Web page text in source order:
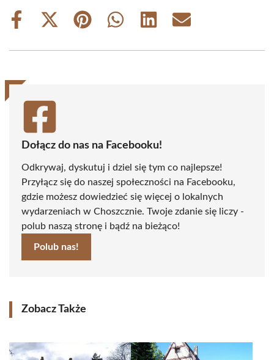
Share
Share
(Twitter)
Share
Share
Share
Share
Dołącz do nas na Facebooku!
Odkrywaj, dyskutuj i dziel się tym co najlepsze!
Przyłącz się do naszej społeczności na Facebooku,
gdzie możesz dowiedzieć się więcej o lokalnych
wydarzeniach w Choszcznie. Twoje zdanie się liczy -
polub naszą stronę i bądź na bieżąco!
Polub nas!
Zobacz Także